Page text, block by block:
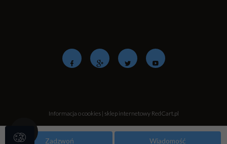
Informacja o cookies| sklep internetowyRedCart.pl
Zadzwoń Wiadomość